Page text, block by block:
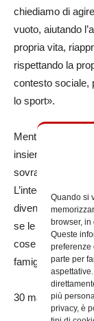
Quando si
browser, in
Queste
preferenze
parte per
più
privacy, è
chiediamo di
vuoto, aiutando
propria vita,
rispettando la
contesto sociale,
lo sport».
Mentre Santo
insieme, perché
sovrapponendo
L’integrazione
diventando
se le soluzioni si
cose diventano
famiglia».
30 maggio 2025